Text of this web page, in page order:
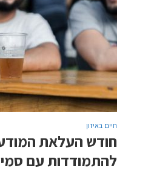
חיים באיזון
חודש העלאת
להתמודדות עם